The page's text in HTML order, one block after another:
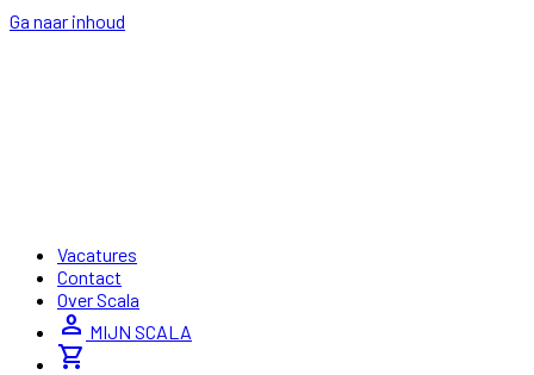
Ga naar inhoud
Vacatures
Contact
Over Scala
person MIJN SCALA
shopping_cart